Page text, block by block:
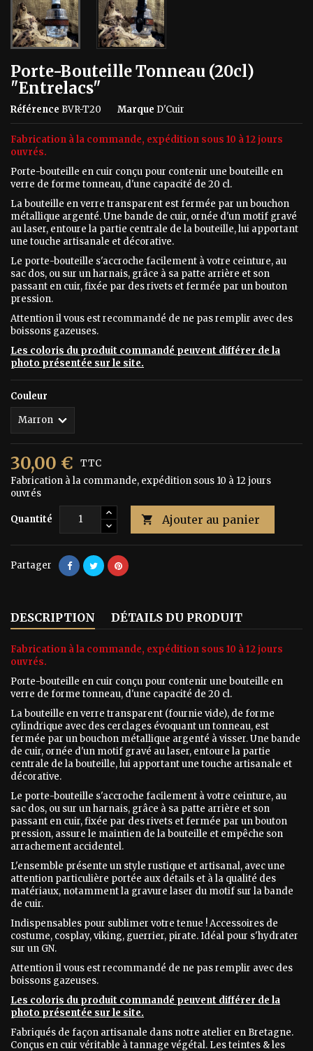
Porte-Bouteille Tonneau (20cl)
"Entrelacs"
Référence BVR-T20 Marque D'Cuir
Fabrication à la commande, expédition sous 10 à 12 jours
ouvrés.
Porte-bouteille en cuir conçu pour contenir une bouteille en
verre de forme tonneau, d'une capacité de 20 cl.
La bouteille en verre transparent est fermée par un bouchon
métallique argenté. Une bande de cuir, ornée d'un motif gravé
au laser, entoure la partie centrale de la bouteille, lui apportant
une touche artisanale et décorative.
Le porte-bouteille s'accroche facilement à votre ceinture, au
sac dos, ou sur un harnais, grâce à sa patte arrière et son
passant en cuir, fixée par des rivets et fermée par un bouton
pression.
Attention il vous est recommandé de ne pas remplir avec des
boissons gazeuses.
Les coloris du produit commandé peuvent différer de la
photo présentée sur le site.
Couleur
30,00 €
TTC
Fabrication à la commande, expédition sous 10 à 12 jours
ouvrés
Quantité  Ajouter au panier
Partager
DESCRIPTION DÉTAILS DU PRODUIT
Fabrication à la commande, expédition sous 10 à 12 jours
ouvrés.
Porte-bouteille en cuir conçu pour contenir une bouteille en
verre de forme tonneau, d'une capacité de 20 cl.
La bouteille en verre transparent (fournie vide), de forme
cylindrique avec des cerclages évoquant un tonneau, est
fermée par un bouchon métallique argenté à visser. Une bande
de cuir, ornée d'un motif gravé au laser, entoure la partie
centrale de la bouteille, lui apportant une touche artisanale et
décorative.
Le porte-bouteille s'accroche facilement à votre ceinture, au
sac dos, ou sur un harnais, grâce à sa patte arrière et son
passant en cuir, fixée par des rivets et fermée par un bouton
pression, assure le maintien de la bouteille et empêche son
arrachement accidentel.
L'ensemble présente un style rustique et artisanal, avec une
attention particulière portée aux détails et à la qualité des
matériaux, notamment la gravure laser du motif sur la bande
de cuir.
Indispensables pour sublimer votre tenue ! Accessoires de
costume, cosplay, viking, guerrier, pirate. Idéal pour s'hydrater
sur un GN.
Attention il vous est recommandé de ne pas remplir avec des
boissons gazeuses.
Les coloris du produit commandé peuvent différer de la
photo présentée sur le site.
Fabriqués de façon artisanale dans notre atelier en Bretagne.
Conçus en cuir véritable à tannage végétal. Les teintes & les